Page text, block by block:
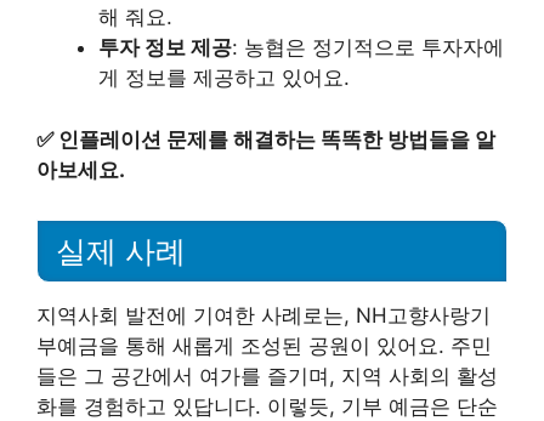
해 줘요.
투자 정보 제공: 농협은 정기적으로 투자자에
게 정보를 제공하고 있어요.
✅ 인플레이션 문제를 해결하는 똑똑한 방법들을 알
아보세요.
실제 사례
지역사회 발전에 기여한 사례로는, NH고향사랑기
부예금을 통해 새롭게 조성된 공원이 있어요. 주민
들은 그 공간에서 여가를 즐기며, 지역 사회의 활성
화를 경험하고 있답니다. 이렇듯, 기부 예금은 단순